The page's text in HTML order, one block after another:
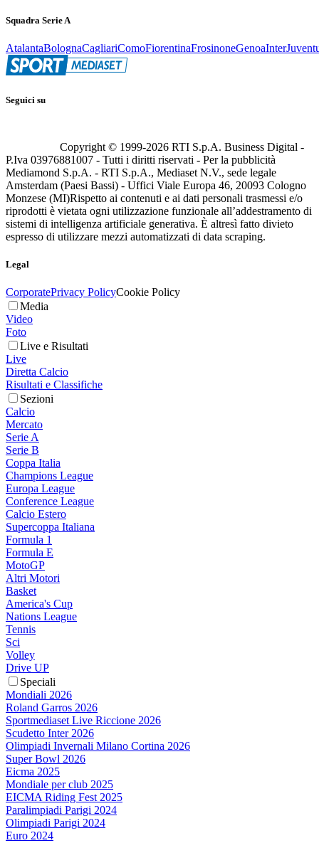
Squadra Serie A
AtalantaBolognaCagliariComoFiorentinaFrosinoneGenoaInter
Seguici su
Copyright © 1999-2026 RTI S.p.A. Business Digital -
P.Iva 03976881007 - Tutti i diritti riservati - Per la pubblicità
Mediamond S.p.A. - RTI S.p.A., Mediaset N.V., sede legale
Amsterdam (Paesi Bassi) - Uffici Viale Europa 46, 20093 Cologno
Monzese (MI)Rispetto ai contenuti e ai dati personali trasmessi e/o
riprodotti è vietata ogni utilizzazione funzionale all’addestramento di
sistemi di intelligenza artificiale generativa. È altresì fatto divieto
espresso di utilizzare mezzi automatizzati di data scraping.
Legal
CorporatePrivacy PolicyCookie Policy
Media
Video
Foto
Live e Risultati
Live
Diretta Calcio
Risultati e Classifiche
Sezioni
Calcio
Mercato
Serie A
Serie B
Coppa Italia
Champions League
Europa League
Conference League
Calcio Estero
Supercoppa Italiana
Formula 1
Formula E
MotoGP
Altri Motori
Basket
America's Cup
Nations League
Tennis
Sci
Volley
Drive UP
Speciali
Mondiali 2026
Roland Garros 2026
Sportmediaset Live Riccione 2026
Scudetto Inter 2026
Olimpiadi Invernali Milano Cortina 2026
Super Bowl 2026
Eicma 2025
Mondiale per club 2025
EICMA Riding Fest 2025
Paralimpiadi Parigi 2024
Olimpiadi Parigi 2024
Euro 2024